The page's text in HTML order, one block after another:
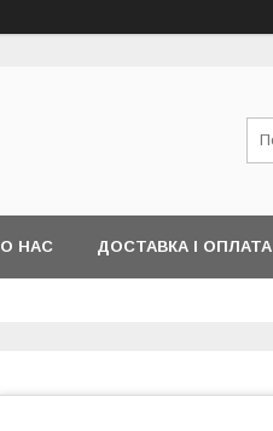
О НАС ДОСТАВКА І ОПЛАТА